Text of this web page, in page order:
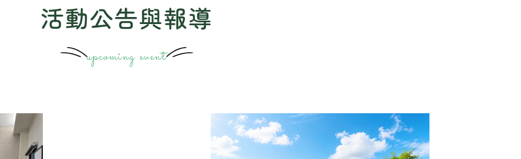
活動公告與報導
upcoming event